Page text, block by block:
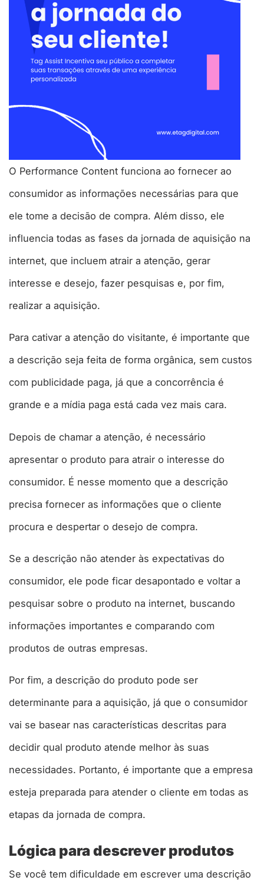
O Performance Content funciona ao fornecer ao
consumidor as informações necessárias para que
ele tome a decisão de compra. Além disso, ele
influencia todas as fases da jornada de aquisição na
internet, que incluem atrair a atenção, gerar
interesse e desejo, fazer pesquisas e, por fim,
realizar a aquisição.
Para cativar a atenção do visitante, é importante que
a descrição seja feita de forma orgânica, sem custos
com publicidade paga, já que a concorrência é
grande e a mídia paga está cada vez mais cara.
Depois de chamar a atenção, é necessário
apresentar o produto para atrair o interesse do
consumidor. É nesse momento que a descrição
precisa fornecer as informações que o cliente
procura e despertar o desejo de compra.
Se a descrição não atender às expectativas do
consumidor, ele pode ficar desapontado e voltar a
pesquisar sobre o produto na internet, buscando
informações importantes e comparando com
produtos de outras empresas.
Por fim, a descrição do produto pode ser
determinante para a aquisição, já que o consumidor
vai se basear nas características descritas para
decidir qual produto atende melhor às suas
necessidades. Portanto, é importante que a empresa
esteja preparada para atender o cliente em todas as
etapas da jornada de compra.
Lógica para descrever produtos
Se você tem dificuldade em escrever uma descrição